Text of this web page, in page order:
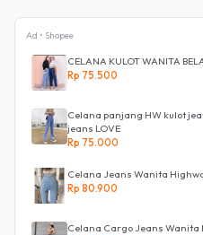
Ad • Shopee
CELANA KULOT WANITA
Rp 75.500
Celana panjang HW kulot
jeans LOVE
Rp 75.000
Celana Jeans Wanita
Rp 80.900
Celana Cargo Jeans Wanita